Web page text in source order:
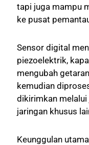
tapi juga mampu
ke pusat
Sensor digital
piezoelektrik,
mengubah
kemudian
dikirimkan
jaringan khusus
Keunggulan